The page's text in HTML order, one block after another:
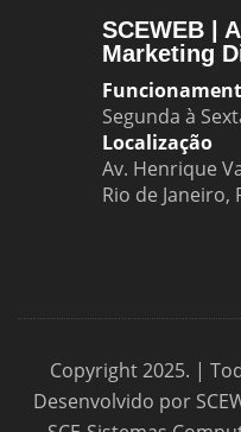
SCEWEB |
Marketing
Segunda à
Localização
Av. Henrique
Rio de Janeiro,
Copyright 2025. |
Desenvolvido por